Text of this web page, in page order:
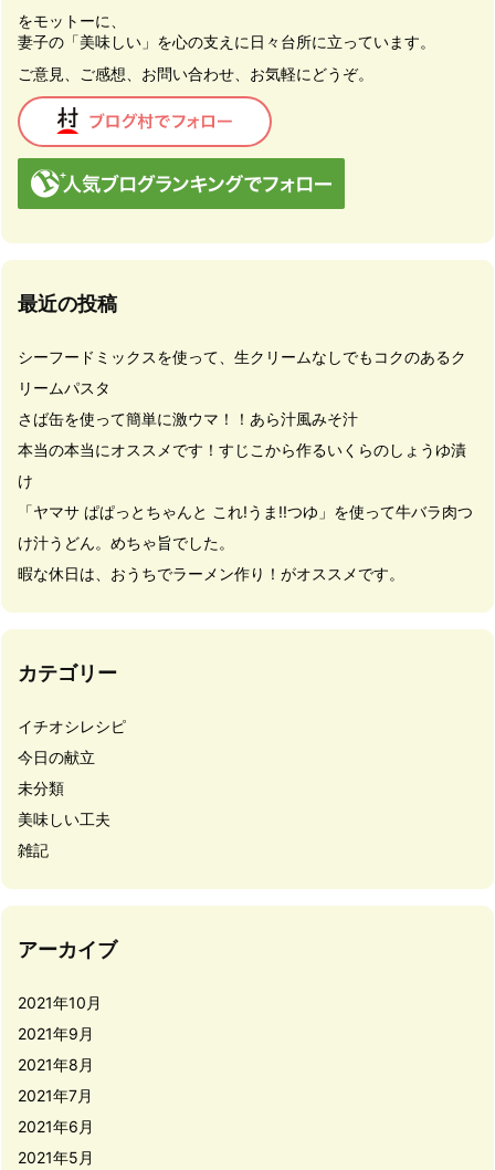
をモットーに、
妻子の「美味しい」を心の支えに日々台所に立っています。
ご意見、ご感想、お問い合わせ、お気軽にどうぞ。
最近の投稿
シーフードミックスを使って、生クリームなしでもコクのあるク
リームパスタ
さば缶を使って簡単に激ウマ！！あら汁風みそ汁
本当の本当にオススメです！すじこから作るいくらのしょうゆ漬
け
「ヤマサ ぱぱっとちゃんと これ!うま!!つゆ」を使って牛バラ肉つ
け汁うどん。めちゃ旨でした。
暇な休日は、おうちでラーメン作り！がオススメです。
カテゴリー
イチオシレシピ
今日の献立
未分類
美味しい工夫
雑記
アーカイブ
2021年10月
2021年9月
2021年8月
2021年7月
2021年6月
2021年5月